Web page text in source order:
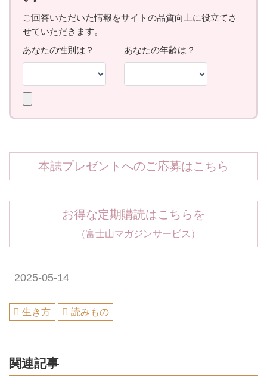
本誌プレゼントへのご応募はこちら
お得な定期購読はこちらを
（富士山マガジンサービス）
2025-05-14
生き方 読みもの
関連記事